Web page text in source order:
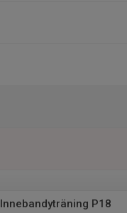
Innebandyträning P18